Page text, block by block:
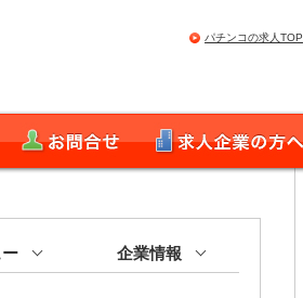
パチンコの求人TOP
企業情報